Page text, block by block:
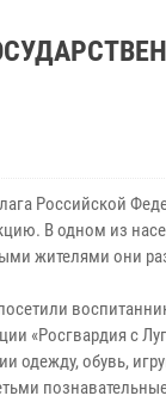
Российской
В одном из
жителями они
«Росгвардия с
одежду, обувь,